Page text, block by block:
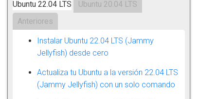
Ubuntu 22.04 LTS
Ubuntu 20.04 LTS
Anteriores
Instalar Ubuntu 22.04 LTS (Jammy
Jellyfish) desde cero
Actualiza tu Ubuntu a la versión 22.04 LTS
(Jammy Jellyfish) con un solo comando